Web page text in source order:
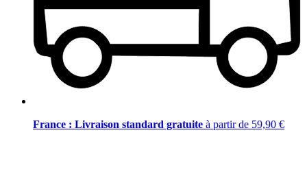
France : Livraison standard gratuite à partir de 59,90 €